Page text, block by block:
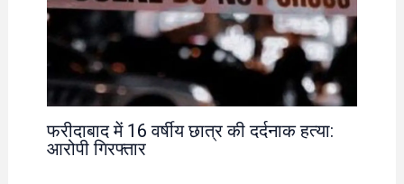
फरीदाबाद में 16 वर्षीय छात्र की दर्दनाक हत्या:
आरोपी गिरफ्तार